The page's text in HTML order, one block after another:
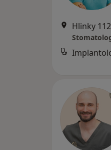
Hlinky